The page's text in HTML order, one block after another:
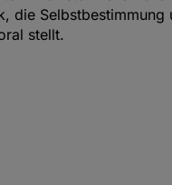
die Selbstbestimmung
stellt.